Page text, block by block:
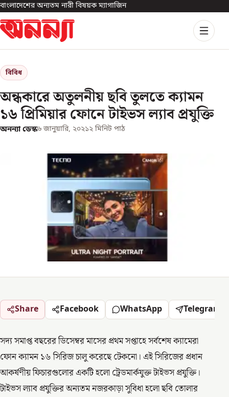
বাংলাদেশের অন্যতম নারী বিষয়ক ম্যাগাজিন
বিবিধ
অন্ধকারে অতুলনীয় ছবি তুলতে ক্যামন
১৬ প্রিমিয়ার ফোনে টাইভস ল্যাব প্রযুক্তি
অনন্যা ডেস্ক৬ জানুয়ারি, ২০২১২ মিনিট পাঠ
Share Facebook WhatsApp Telegram
সদ্য সমাপ্ত বছরের ডিসেম্বর মাসের প্রথম সপ্তাহে সর্বশেষ ক্যামেরা
ফোন ক্যামন ১৬ সিরিজ চালু করেছে টেকনো। এই সিরিজের প্রধান
আকর্ষণীয় ফিচারগুলোর একটি হলো ট্রেডমার্কযুক্ত টাইভস প্রযুক্তি।
টাইভস ল্যাব প্রযুক্তির অন্যতম নজরকাড়া সুবিধা হলো ছবি তোলার